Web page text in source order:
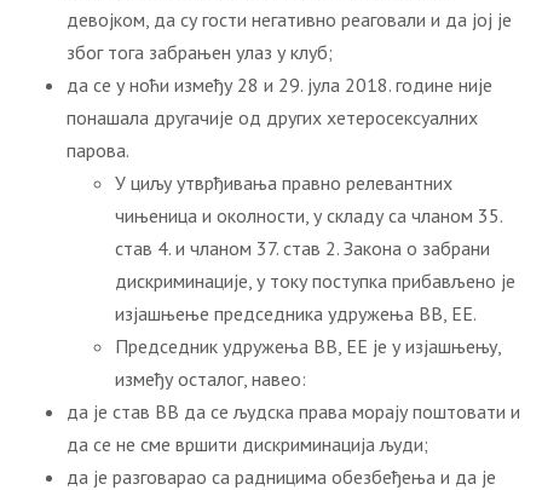
девојком, да су гости негативно реаговали и да јој је
због тога забрањен улаз у клуб;
да се у ноћи између 28 и 29. јула 2018. године није
понашала другачије од других хетеросексуалних
парова.
У циљу утврђивања правно релевантних
чињеница и околности, у складу са чланом 35.
став 4. и чланом 37. став 2. Закона о забрани
дискриминације, у току поступка прибављено је
изјашњење председника удружења ВВ, ЕЕ.
Председник удружења ВВ, ЕЕ је у изјашњењу,
између осталог, навео:
да је став ВВ да се људска права морају поштовати и
да се не сме вршити дискриминација људи;
да је разговарао са радницима обезбеђења и да је